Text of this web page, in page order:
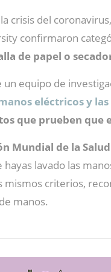
crisis del
confirmaron
de papel o
equipo de
eléctricos y
que prueben que
Mundial de la Salud
hayas lavado las
mismos criterios,
manos.